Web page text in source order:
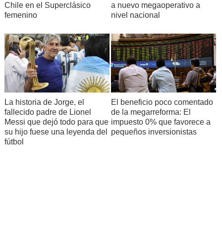
Chile en el Superclásico
femenino
a nuevo megaoperativo a
nivel nacional
La historia de Jorge, el
fallecido padre de Lionel
Messi que dejó todo para que
su hijo fuese una leyenda del
fútbol
El beneficio poco comentado
de la megarreforma: El
impuesto 0% que favorece a
pequeños inversionistas